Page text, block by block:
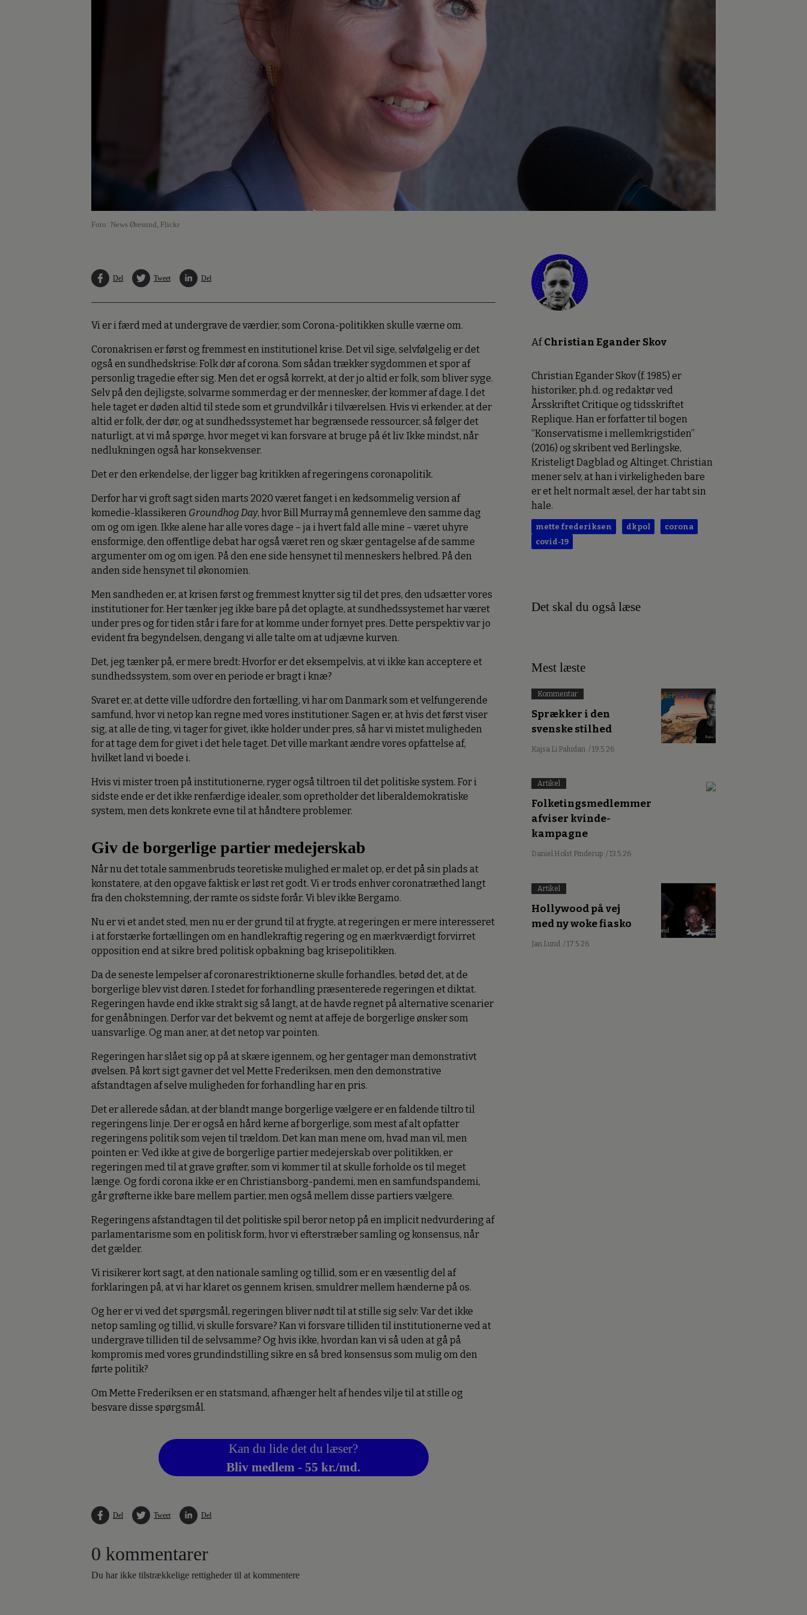
Foto: News Øresund, Flickr
Del Tweet Del
Vi er i færd med at undergrave de værdier, som Corona-politikken skulle værne om.
Coronakrisen er først og fremmest en institutionel krise. Det vil sige, selvfølgelig er det
også en sundhedskrise: Folk dør af corona. Som sådan trækker sygdommen et spor af
personlig tragedie efter sig. Men det er også korrekt, at der jo altid er folk, som bliver syge.
Selv på den dejligste, solvarme sommerdag er der mennesker, der kommer af dage. I det
hele taget er døden altid til stede som et grundvilkår i tilværelsen. Hvis vi erkender, at der
altid er folk, der dør, og at sundhedssystemet har begrænsede ressourcer, så følger det
naturligt, at vi må spørge, hvor meget vi kan forsvare at bruge på ét liv. Ikke mindst, når
nedlukningen også har konsekvenser.
Det er den erkendelse, der ligger bag kritikken af regeringens coronapolitik.
Derfor har vi groft sagt siden marts 2020 været fanget i en kedsommelig version af
komedie-klassikeren Groundhog Day, hvor Bill Murray må gennemleve den samme dag
om og om igen. Ikke alene har alle vores dage – ja i hvert fald alle mine – været uhyre
ensformige, den offentlige debat har også været ren og skær gentagelse af de samme
argumenter om og om igen. På den ene side hensynet til menneskers helbred. På den
anden side hensynet til økonomien.
Men sandheden er, at krisen først og fremmest knytter sig til det pres, den udsætter vores
institutioner for. Her tænker jeg ikke bare på det oplagte, at sundhedssystemet har været
under pres og for tiden står i fare for at komme under fornyet pres. Dette perspektiv var jo
evident fra begyndelsen, dengang vi alle talte om at udjævne kurven.
Det, jeg tænker på, er mere bredt: Hvorfor er det eksempelvis, at vi ikke kan acceptere et
sundhedssystem, som over en periode er bragt i knæ?
Svaret er, at dette ville udfordre den fortælling, vi har om Danmark som et velfungerende
samfund, hvor vi netop kan regne med vores institutioner. Sagen er, at hvis det først viser
sig, at alle de ting, vi tager for givet, ikke holder under pres, så har vi mistet muligheden
for at tage dem for givet i det hele taget. Det ville markant ændre vores opfattelse af,
hvilket land vi boede i.
Hvis vi mister troen på institutionerne, ryger også tiltroen til det politiske system. For i
sidste ende er det ikke renfærdige idealer, som opretholder det liberaldemokratiske
system, men dets konkrete evne til at håndtere problemer.
Giv de borgerlige partier medejerskab
Når nu det totale sammenbruds teoretiske mulighed er malet op, er det på sin plads at
konstatere, at den opgave faktisk er løst ret godt. Vi er trods enhver coronatræthed langt
fra den chokstemning, der ramte os sidste forår. Vi blev ikke Bergamo.
Nu er vi et andet sted, men nu er der grund til at frygte, at regeringen er mere interesseret
i at forstærke fortællingen om en handlekraftig regering og en mærkværdigt forvirret
opposition end at sikre bred politisk opbakning bag krisepolitikken.
Da de seneste lempelser af coronarestriktionerne skulle forhandles, betød det, at de
borgerlige blev vist døren. I stedet for forhandling præsenterede regeringen et diktat.
Regeringen havde end ikke strakt sig så langt, at de havde regnet på alternative scenarier
for genåbningen. Derfor var det bekvemt og nemt at affeje de borgerlige ønsker som
uansvarlige. Og man aner, at det netop var pointen.
Regeringen har slået sig op på at skære igennem, og her gentager man demonstrativt
øvelsen. På kort sigt gavner det vel Mette Frederiksen, men den demonstrative
afstandtagen af selve muligheden for forhandling har en pris.
Det er allerede sådan, at der blandt mange borgerlige vælgere er en faldende tiltro til
regeringens linje. Der er også en hård kerne af borgerlige, som mest af alt opfatter
regeringens politik som vejen til trældom. Det kan man mene om, hvad man vil, men
pointen er: Ved ikke at give de borgerlige partier medejerskab over politikken, er
regeringen med til at grave grøfter, som vi kommer til at skulle forholde os til meget
længe. Og fordi corona ikke er en Christiansborg-pandemi, men en samfundspandemi,
går grøfterne ikke bare mellem partier, men også mellem disse partiers vælgere.
Regeringens afstandtagen til det politiske spil beror netop på en implicit nedvurdering af
parlamentarisme som en politisk form, hvor vi efterstræber samling og konsensus, når
det gælder.
Vi risikerer kort sagt, at den nationale samling og tillid, som er en væsentlig del af
forklaringen på, at vi har klaret os gennem krisen, smuldrer mellem hænderne på os.
Og her er vi ved det spørgsmål, regeringen bliver nødt til at stille sig selv: Var det ikke
netop samling og tillid, vi skulle forsvare? Kan vi forsvare tilliden til institutionerne ved at
undergrave tilliden til de selvsamme? Og hvis ikke, hvordan kan vi så uden at gå på
kompromis med vores grundindstilling sikre en så bred konsensus som mulig om den
førte politik?
Om Mette Frederiksen er en statsmand, afhænger helt af hendes vilje til at stille og
besvare disse spørgsmål.
Kan du lide det du læser?
Bliv medlem - 55 kr./md.
Del Tweet Del
0 kommentarer
Du har ikke tilstrækkelige rettigheder til at kommentere
AfChristian Egander Skov
Christian Egander Skov (f. 1985) er
historiker, ph.d. og redaktør ved
Årsskriftet Critique og tidsskriftet
Replique. Han er forfatter til bogen
“Konservatisme i mellemkrigstiden”
(2016) og skribent ved Berlingske,
Kristeligt Dagblad og Altinget. Christian
mener selv, at han i virkeligheden bare
er et helt normalt æsel, der har tabt sin
hale.
mette frederiksen dkpol
corona
covid-19
Det skal du også læse
Mest læste
Kommentar
Sprækker i den
svenske stilhed
Kajsa Li Paludan / 19.5.26
Artikel
Folketingsmedlemmer
afviser kvinde-
kampagne
Daniel Holst Pinderup / 13.5.26
Artikel
Hollywood på vej
med ny woke fiasko
Jan Lund / 17.5.26